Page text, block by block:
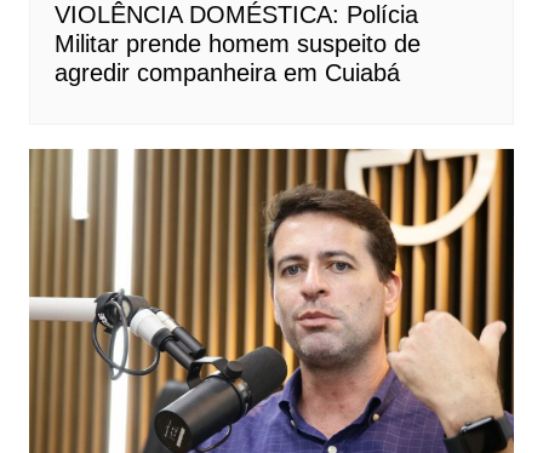
VIOLÊNCIA DOMÉSTICA: Polícia
Militar prende homem suspeito de
agredir companheira em Cuiabá